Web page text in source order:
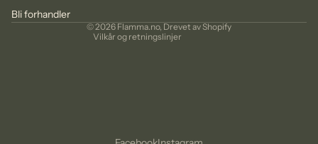
Bli forhandler
© 2026 Flamma.no, Drevet av Shopify
Vilkår og retningslinjer
Vilkår for bruk